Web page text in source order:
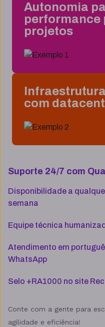
Autonomia
performance
projetos
com
Suporte 24/7 com
Disponibilidade a
semana
Equipe técnica
Atendimento em
WhatsApp
Selo +RA1000 no site
Conte com a gente para
agilidade e eficiência!